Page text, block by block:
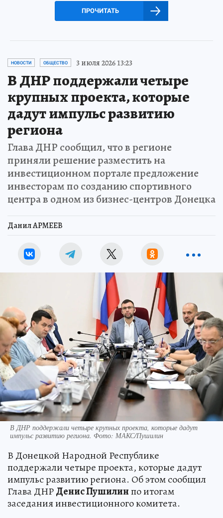
ПРОЧИТАТЬ
НОВОСТИ ОБЩЕСТВО 3 июля 2026 13:23
В ДНР поддержали четыре
крупных проекта, которые
дадут импульс развитию
региона
Глава ДНР сообщил, что в регионе
приняли решение разместить на
инвестиционном портале предложение
инвесторам по созданию спортивного
центра в одном из бизнес-центров Донецка
Данил АРМЕЕВ
В ДНР поддержали четыре крупных проекта, которые дадут
импульс развитию региона. Фото: МАКС/Пушилин
В Донецкой Народной Республике
поддержали четыре проекта, которые дадут
импульс развитию региона. Об этом сообщил
Глава ДНРДенис Пушилинпо итогам
заседания инвестиционного комитета.